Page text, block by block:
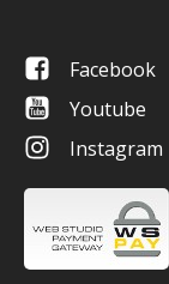
Facebook
Youtube
Instagram